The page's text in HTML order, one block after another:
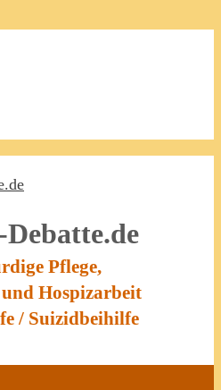
Pflege,
Hospizarbeit
/ Suizidbeihilfe